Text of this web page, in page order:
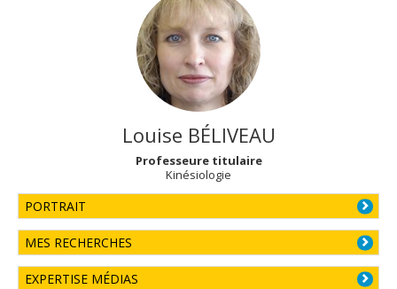
Louise BÉLIVEAU
Professeure titulaire
Kinésiologie
PORTRAIT
MES RECHERCHES
EXPERTISE MÉDIAS